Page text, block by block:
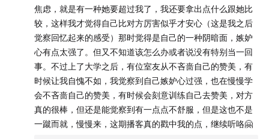
01:19:26 逃逸例子之二：在职业游戏选手赛道之外，创造
自己新的道路
【自我觉察工具包】
焦虑，就是有一种她要超过我了，我还要拿出点什么跟她比
较，这样我才觉得自己比对方厉害似乎才安心（这是我之后
觉察回忆起来的感受）那时觉得是自己的一种阴暗面，嫉妒
心有点太强了。但又不知道该怎么办或者说没有特别当一回
事。不过上了大学之后，有位室友从不吝啬自己的赞美，有
时候让我自愧不如，我觉察到自己嫉妒心过强，也在慢慢学
会不吝啬自己的赞美，有时候会刻意训练自己去赞美，对方
真的很棒，但还是能觉察到有一点点不舒服，但是这也不是
一蹴而就，慢慢来，这期播客真的戳中我的点，继续听咯🤗